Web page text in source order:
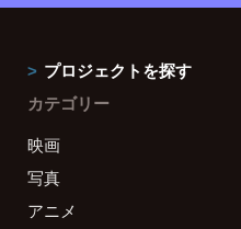
プロジェクトを探す
カテゴリー
映画
写真
アニメ